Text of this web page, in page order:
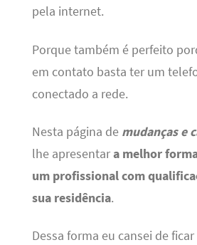
pela internet.
Porque também é perfeito
em contato basta ter um
conectado a rede.
Nesta página de mudanças e
lhe apresentara melhor
um profissional com
sua residência.
Dessa forma eu cansei de